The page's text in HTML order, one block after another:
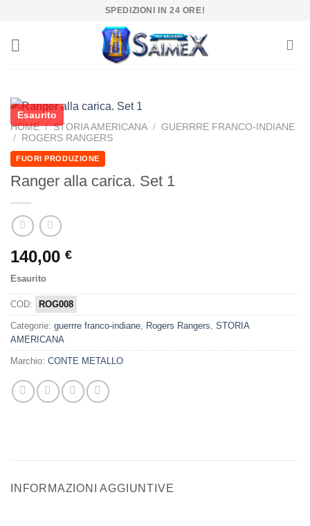
contenuti
SPEDIZIONI IN 24 ORE!
Esaurito
HOME / STORIA AMERICANA / GUERRRE FRANCO-INDIANE
/
ROGERS RANGERS
FUORI PRODUZIONE
Ranger alla carica. Set 1
140,00 €
Esaurito
COD: ROG008
Categorie: guerrre franco-indiane Rogers Rangers STORIA
AMERICANA
Marchio: CONTE METALLO
INFORMAZIONI AGGIUNTIVE